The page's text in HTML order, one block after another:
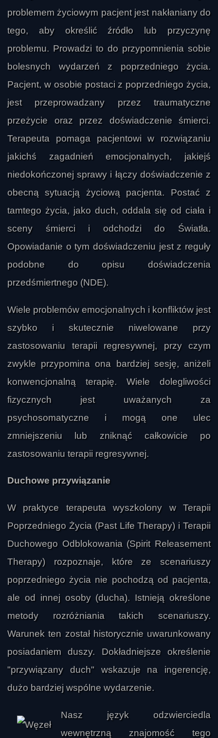
problemem życiowym pacjent jest nakłaniany do
tego, aby określić źródło lub przyczynę
problemu. Prowadzi to do przypomnienia sobie
bolesnych wydarzeń z poprzedniego życia.
Pacjent, w osobie postaci z poprzedniego życia,
jest przeprowadzany przez traumatyczne
przeżycie oraz przez doświadczenie śmierci.
Terapeuta pomaga pacjentowi w rozwiązaniu
jakichś zagadnień emocjonalnych, jakiejś
niedokończonej sprawy i łączy doświadczenie z
obecną sytuacją życiową pacjenta. Postać z
tamtego życia, jako duch, oddala się od ciała i
sceny śmierci i odchodzi do Światła.
Opowiadanie o tym doświadczeniu jest z reguły
podobne do opisu doświadczenia
przedśmiertnego (NDE).
Wiele problemów emocjonalnych i konfliktów jest
szybko i skutecznie niwelowane przy
zastosowaniu terapii regresywnej, przy czym
zwykle przypomina ona bardziej sesję, aniżeli
konwencjonalną terapię. Wiele dolegliwości
fizycznych jest uważanych za
psychosomatyczne i mogą one ulec
zmniejszeniu lub zniknąć całkowicie po
zastosowaniu terapii regresywnej.
Duchowe przywiązanie
W praktyce terapeuta wyszkolony w Terapii
Poprzedniego Życia (Past Life Therapy) i Terapii
Duchowego Odblokowania (Spirit Releasement
Therapy) rozpoznaje, które ze scenariuszy
poprzedniego życia nie pochodzą od pacjenta,
ale od innej osoby (ducha). Istnieją określone
metody rozróżniania takich scenariuszy.
Warunek ten został historycznie uwarunkowany
posiadaniem duszy. Dokładniejsze określenie
"przywiązany duch" wskazuje na ingerencję,
dużo bardziej wspólne wydarzenie.
Nasz język odzwierciedla
wewnętrzną znajomość tego